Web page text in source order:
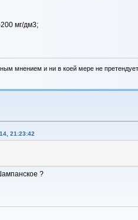
мг/дм3;
мнением и ни в коей мере не
21:23:42
?